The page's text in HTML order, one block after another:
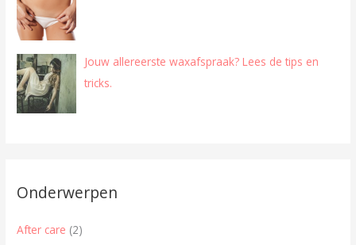
Jouw allereerste waxafspraak? Lees de tips en
tricks.
Onderwerpen
After care (2)